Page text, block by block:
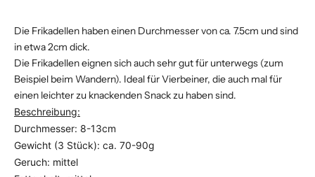
Die Frikadellen haben einen Durchmesser von ca. 7.5cm und sind
in etwa 2cm dick.
Die Frikadellen eignen sich auch sehr gut für unterwegs (zum
Beispiel beim Wandern). Ideal für Vierbeiner, die auch mal für
einen leichter zu knackenden Snack zu haben sind.
Beschreibung:
Durchmesser: 8-13cm
Gewicht (3 Stück): ca. 70-90g
Geruch: mittel